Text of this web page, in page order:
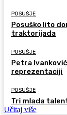
POSUŠJE
Posuško lito
traktorijada
POSUŠJE
Petra
reprezentaciji
POSUŠJE
Tri mlada
Učitaj više